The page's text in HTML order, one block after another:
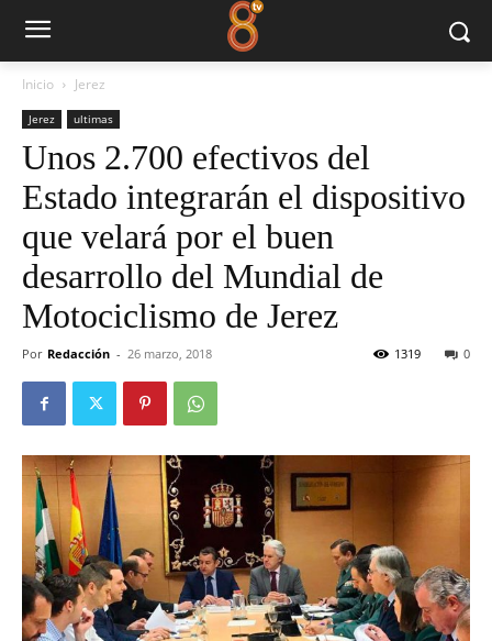
Inicio Jerez
Jerez ultimas
Unos 2.700 efectivos del
Estado integrarán el dispositivo
que velará por el buen
desarrollo del Mundial de
Motociclismo de Jerez
Por Redacción - 26 marzo, 2018 0
1319